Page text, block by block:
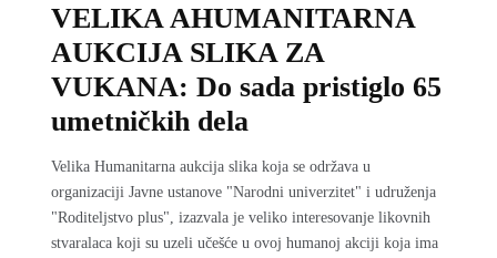
VELIKA AHUMANITARNA
AUKCIJA SLIKA ZA
VUKANA: Do sada pristiglo 65
umetničkih dela
Velika Humanitarna aukcija slika koja se održava u
organizaciji Javne ustanove "Narodni univerzitet" i udruženja
"Roditeljstvo plus", izazvala je veliko interesovanje likovnih
stvaralaca koji su uzeli učešće u ovoj humanoj akciji koja ima